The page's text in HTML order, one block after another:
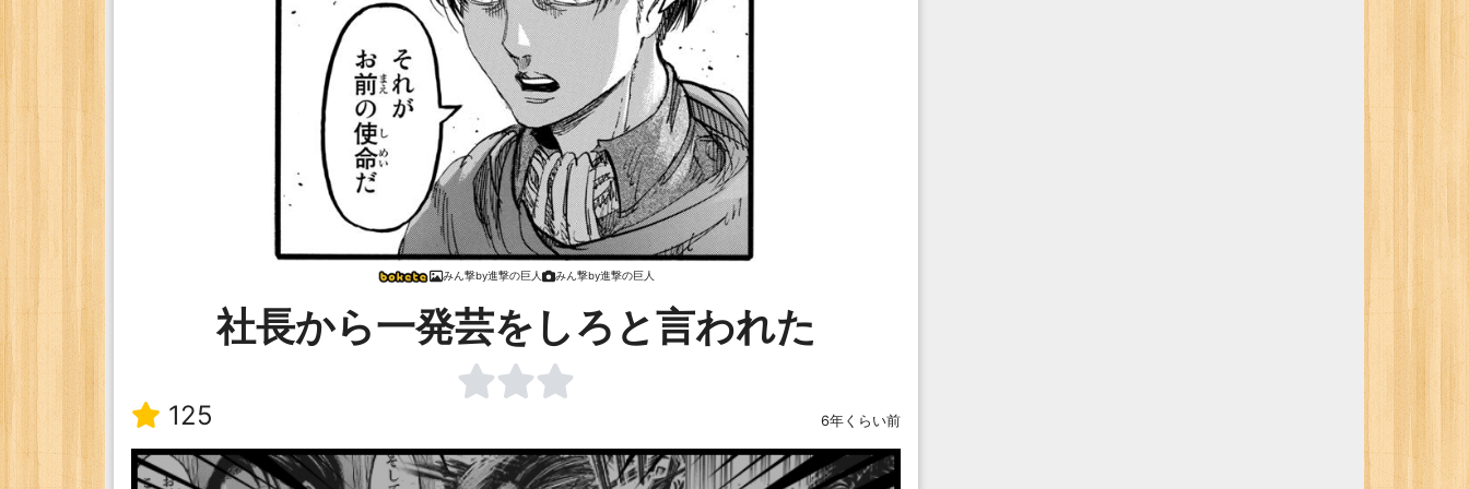
みん撃by進撃の巨人 みん撃by進撃の巨人
社長から一発芸をしろと言われた
125 6年くらい前